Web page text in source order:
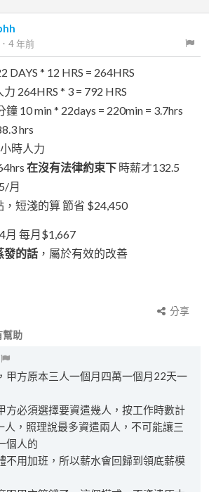
． 4 年前
DAYS * 12 HRS = 264HRS
264HRS * 3 = 792 HRS
10 min * 22days = 220min = 3.7hrs
hrs
時人力
在沒有法律約束下 時薪才132.5
月
短淺的算 節省 $24,450
月 每月$1,667
發的話 ，屬於有效的改善
分享
幫助
甲方原本三人一個月四萬一個月22天一
方必須選擇要資遣幾人，按工作時數計
，照理說最多資遣兩人，不可能讓三
個人的
不用加班，所以薪水會回歸到領底薪模